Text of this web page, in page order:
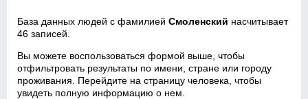
База данных людей с фамилиейСмоленский насчитывает
46 записей.
Вы можете воспользоваться формой выше, чтобы
отфильтровать результаты по имени, стране или городу
проживания. Перейдите на страницу человека, чтобы
увидеть полную информацию о нем.